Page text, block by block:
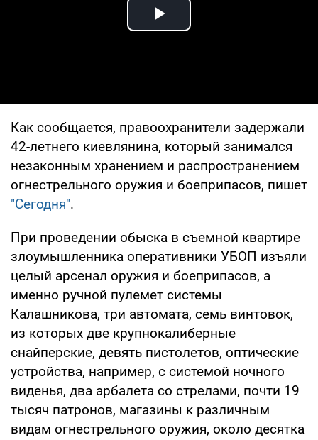
Play Video
Как сообщается, правоохранители задержали
42-летнего киевлянина, который занимался
незаконным хранением и распространением
огнестрельного оружия и боеприпасов, пишет
"Сегодня".
При проведении обыска в съемной квартире
злоумышленника оперативники УБОП изъяли
целый арсенал оружия и боеприпасов, а
именно ручной пулемет системы
Калашникова, три автомата, семь винтовок,
из которых две крупнокалиберные
снайперские, девять пистолетов, оптические
устройства, например, с системой ночного
виденья, два арбалета со стрелами, почти 19
тысяч патронов, магазины к различным
видам огнестрельного оружия, около десятка